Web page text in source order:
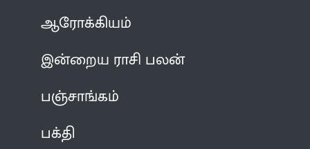
ஆரோக்கியம்
இன்றைய ராசி பலன்
பஞ்சாங்கம்
பக்தி